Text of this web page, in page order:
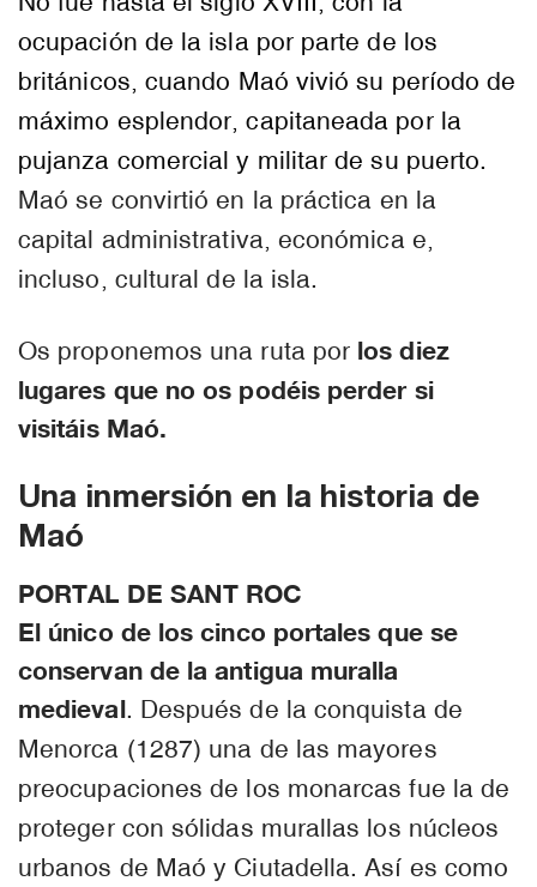
ocupación de la isla por parte de los
británicos, cuando Maó vivió su período de
máximo esplendor, capitaneada por la
pujanza comercial y militar de su puerto.
Maó se convirtió en la práctica en la
capital administrativa, económica e,
incluso, cultural de la isla.
Os proponemos una ruta por los diez
lugares que no os podéis perder si
visitáis Maó.
Una inmersión en la historia de
Maó
PORTAL DE SANT ROC
El único de los cinco portales que se
conservan de la antigua muralla
medieval. Después de la conquista de
Menorca (1287) una de las mayores
preocupaciones de los monarcas fue la de
proteger con sólidas murallas los núcleos
urbanos de Maó y Ciutadella. Así es como